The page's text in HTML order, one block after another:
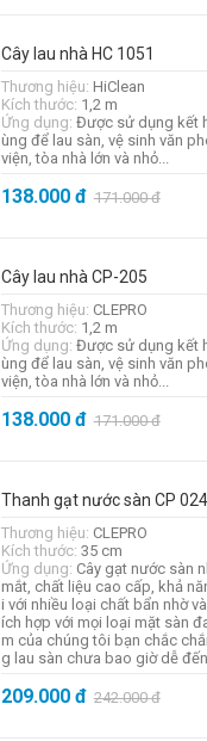
Cây lau nhà HC 1051
Thương hiệu: HiClean
Kích thước: 1,2 m
Ứng dụng: Được sử dụng kết
ùng để lau sàn, vệ sinh văn
viện, tòa nhà lớn và nhỏ...
138.000đ 171.000đ
Cây lau nhà CP-205
Thương hiệu: CLEPRO
Kích thước: 1,2 m
Ứng dụng: Được sử dụng kết
ùng để lau sàn, vệ sinh văn
viện, tòa nhà lớn và nhỏ...
138.000đ 171.000đ
Thanh gạt nước sàn CP 024
Thương hiệu: CLEPRO
Kích thước: 35 cm
Ứng dụng: Cây gạt nước sàn
mắt, chất liệu cao cấp, khả
i với nhiều loại chất bẩn nhờ
ích hợp với mọi loại mặt sàn
m của chúng tôi bạn chắc
g lau sàn chưa bao giờ dễ
209.000đ 242.000đ